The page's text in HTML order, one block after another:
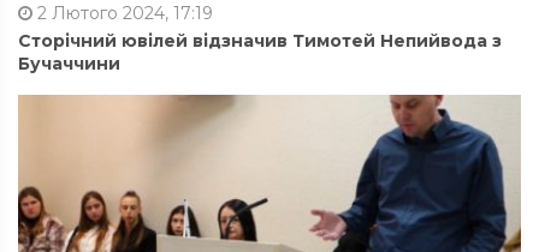
2 Лютого 2024, 17:19
Сторічний ювілей відзначив Тимотей Непийвода з
Бучаччини